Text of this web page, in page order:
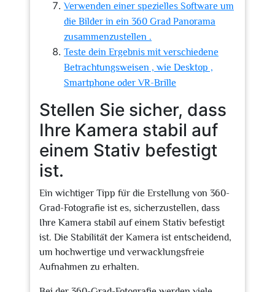
Verwenden einer spezielles Software um
die Bilder in ein 360 Grad Panorama
zusammenzustellen .
Teste dein Ergebnis mit verschiedene
Betrachtungsweisen , wie Desktop ,
Smartphone oder VR-Brille
Stellen Sie sicher, dass
Ihre Kamera stabil auf
einem Stativ befestigt
ist.
Ein wichtiger Tipp für die Erstellung von 360-
Grad-Fotografie ist es, sicherzustellen, dass
Ihre Kamera stabil auf einem Stativ befestigt
ist. Die Stabilität der Kamera ist entscheidend,
um hochwertige und verwacklungsfreie
Aufnahmen zu erhalten.